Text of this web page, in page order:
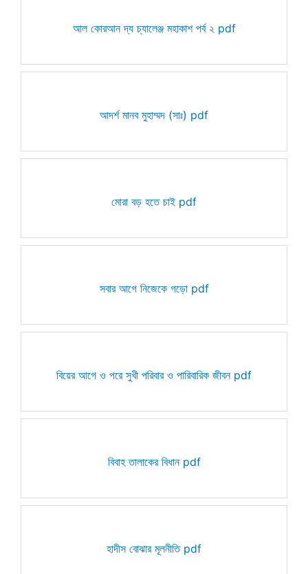
আল কোরআন দ্য চ্যালেঞ্জ মহাকাশ পর্ব ২ pdf
আদর্শ মানব মুহাম্মদ (সাঃ) pdf
মোরা বড় হতে চাই pdf
সবার আগে নিজেকে গড়ো pdf
বিয়ের আগে ও পরে সুখী পরিবার ও পারিবারিক জীবন pdf
বিবাহ তালাকের বিধান pdf
হাদীস বোঝার মূলনীতি pdf